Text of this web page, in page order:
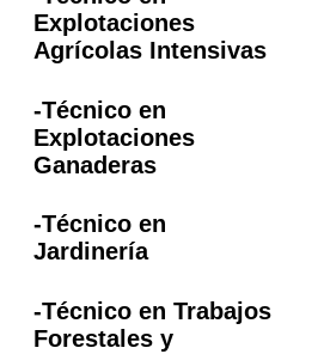
Explotaciones
Agrícolas Intensivas
-Técnico en
Explotaciones
Ganaderas
-Técnico en
Jardinería
-Técnico en Trabajos
Forestales y